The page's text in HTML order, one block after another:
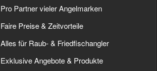
Pro Partner vieler Angelmarken
Faire Preise & Zeitvorteile
Alles für Raub- & Friedfischangler
Exklusive Angebote & Produkte